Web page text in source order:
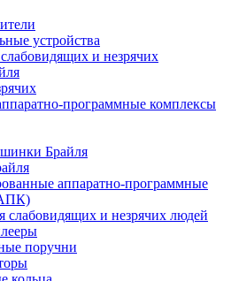
устройства
и незрячих
программные комплексы
Брайля
аппаратно-программные
слабовидящих и незрячих людей
поручни